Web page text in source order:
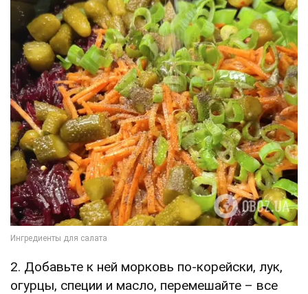
2. Добавьте к ней морковь по-корейски, лук,
огурцы, специи и масло, перемешайте – все